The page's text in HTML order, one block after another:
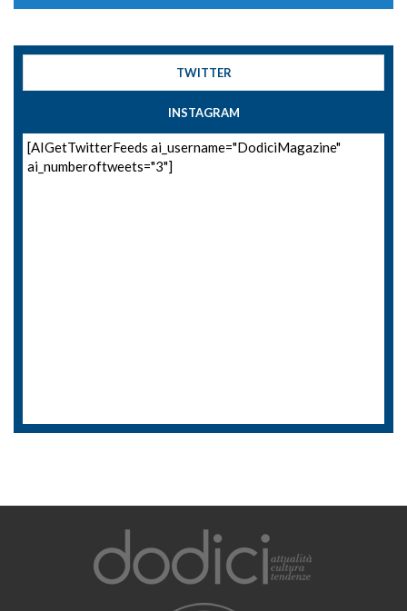
TWITTER
INSTAGRAM
[AIGetTwitterFeeds ai_username="DodiciMagazine"
ai_numberoftweets="3"]